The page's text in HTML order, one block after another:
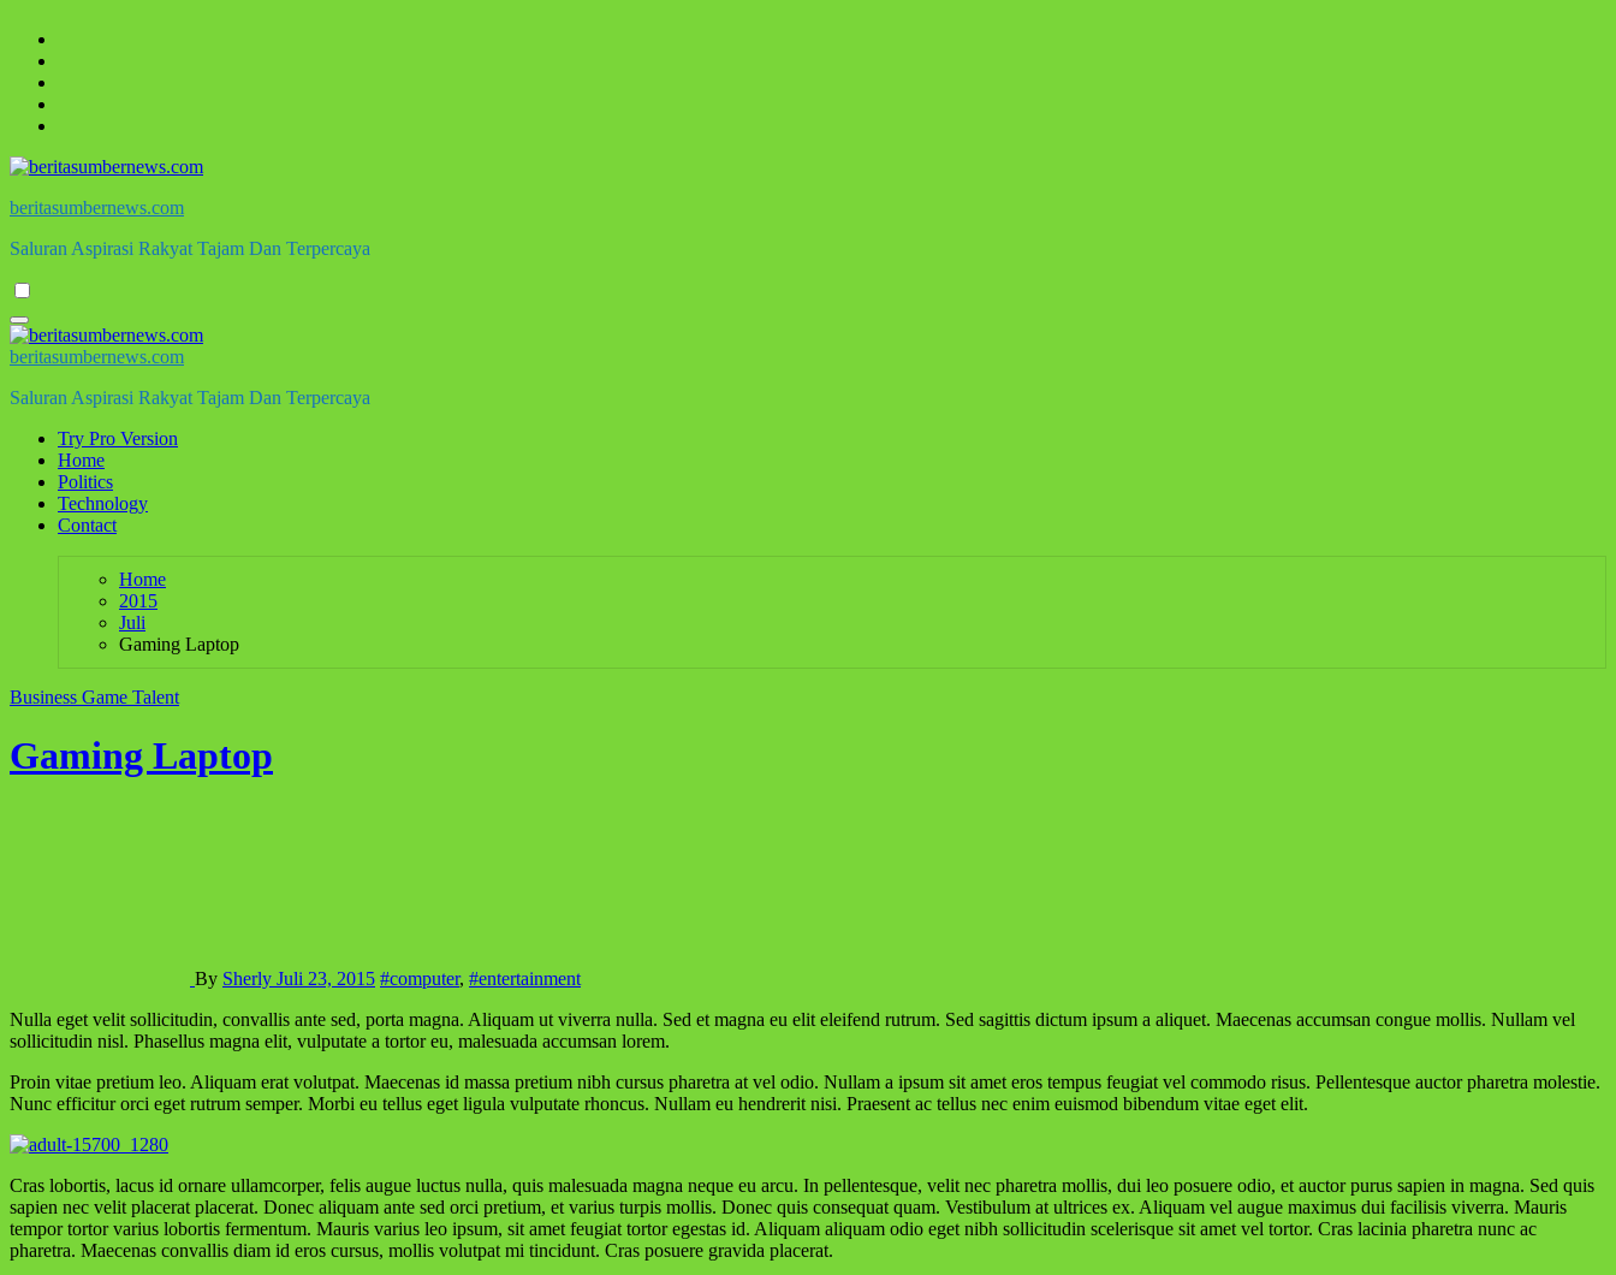
content
beritasumbernews.com
Saluran Aspirasi Rakyat Tajam Dan Terpercaya
beritasumbernews.com
Saluran Aspirasi Rakyat Tajam Dan Terpercaya
Try Pro Version
Home
Politics
Technology
Contact
Home
2015
Juli
Gaming Laptop
Business Game Talent
Gaming Laptop
By Sherly Juli 23, 2015 #computer, #entertainment
Nulla eget velit sollicitudin, convallis ante sed, porta magna. Aliquam ut viverra nulla. Sed et magna eu elit eleifend rutrum. Sed sagittis dictum ipsum a aliquet. Maecenas accumsan congue mollis. Nullam vel
sollicitudin nisl. Phasellus magna elit, vulputate a tortor eu, malesuada accumsan lorem.
Proin vitae pretium leo. Aliquam erat volutpat. Maecenas id massa pretium nibh cursus pharetra at vel odio. Nullam a ipsum sit amet eros tempus feugiat vel commodo risus. Pellentesque auctor pharetra molestie.
Nunc efficitur orci eget rutrum semper. Morbi eu tellus eget ligula vulputate rhoncus. Nullam eu hendrerit nisi. Praesent ac tellus nec enim euismod bibendum vitae eget elit.
Cras lobortis, lacus id ornare ullamcorper, felis augue luctus nulla, quis malesuada magna neque eu arcu. In pellentesque, velit nec pharetra mollis, dui leo posuere odio, et auctor purus sapien in magna. Sed quis
sapien nec velit placerat placerat. Donec aliquam ante sed orci pretium, et varius turpis mollis. Donec quis consequat quam. Vestibulum at ultrices ex. Aliquam vel augue maximus dui facilisis viverra. Mauris
tempor tortor varius lobortis fermentum. Mauris varius leo ipsum, sit amet feugiat tortor egestas id. Aliquam aliquam odio eget nibh sollicitudin scelerisque sit amet vel tortor. Cras lacinia pharetra nunc ac
pharetra. Maecenas convallis diam id eros cursus, mollis volutpat mi tincidunt. Cras posuere gravida placerat.